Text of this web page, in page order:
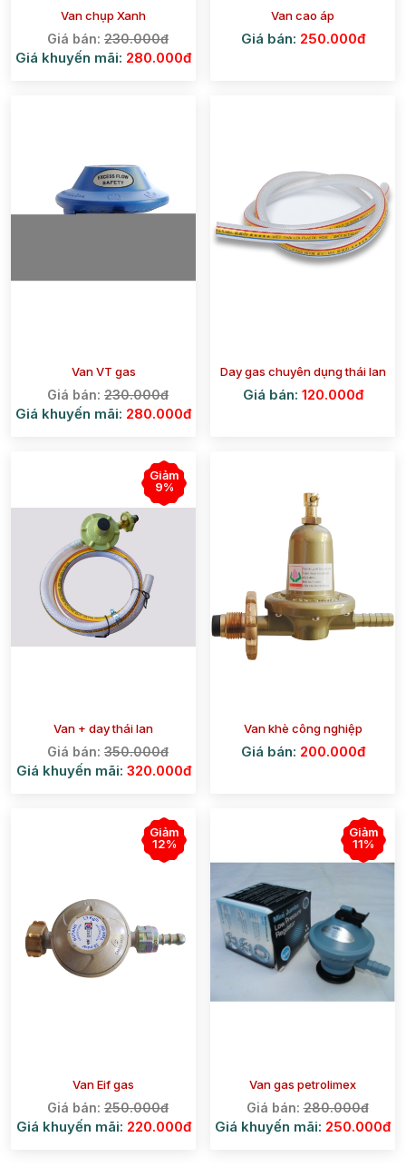
Van chụp Xanh
Giá bán: 230.000đ
Giá khuyến mãi: 280.000đ
Van cao áp
Giá bán: 250.000đ
Van VT gas
Giá bán: 230.000đ
Giá khuyến mãi: 280.000đ
Day gas chuyên dụng thái lan
Giá bán: 120.000đ
Giảm
9%
Van + day thái lan
Giá bán: 350.000đ
Giá khuyến mãi: 320.000đ
Van khè công nghiệp
Giá bán: 200.000đ
Giảm
12%
Van Eif gas
Giá bán: 250.000đ
Giá khuyến mãi: 220.000đ
Giảm
11%
Van gas petrolimex
Giá bán:280.000đ
Giá khuyến mãi: 250.000đ